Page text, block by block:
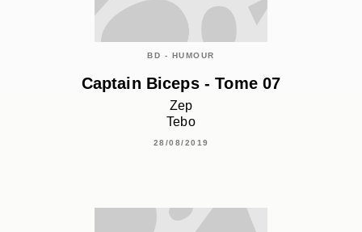
BD - HUMOUR
Captain Biceps - Tome 07
Zep
Tebo
28/08/2019